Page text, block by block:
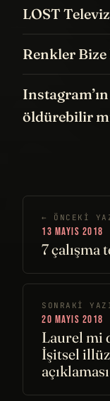
LOST
Renkler Bize
öldürebilir
← ÖNCEKI
13 MAYIS 2018
7 çalışma
SONRAKI
20 MAYIS 2018
Laurel mi
İşitsel
açıklaması